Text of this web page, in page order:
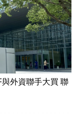
外資聯手大買 聯